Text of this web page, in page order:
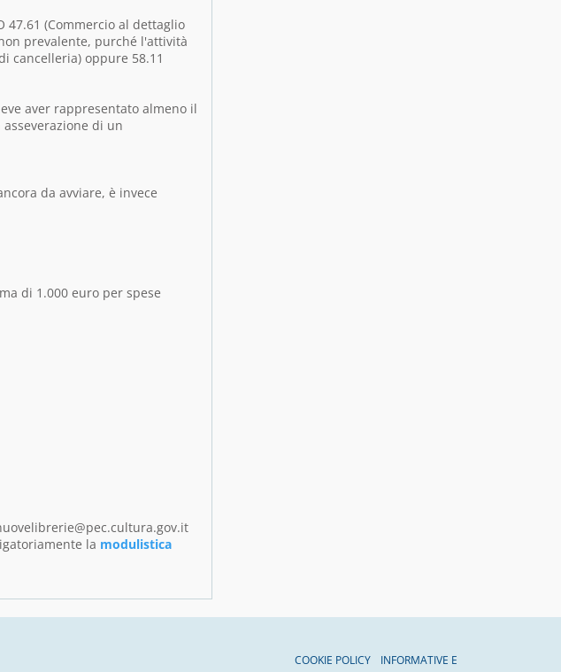
47.61 (Commercio al dettaglio
prevalente, purché l'attività
cancelleria) oppure 58.11
aver rappresentato almeno il
di un
da avviare, è invece
di 1.000 euro per spese
la modulistica
COOKIE POLICY INFORMATIVE E